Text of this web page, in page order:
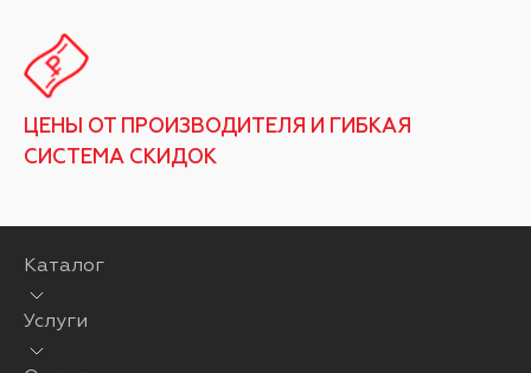
ЦЕНЫ ОТ ПРОИЗВОДИТЕЛЯ И ГИБКАЯ
СИСТЕМА СКИДОК
Каталог
Услуги